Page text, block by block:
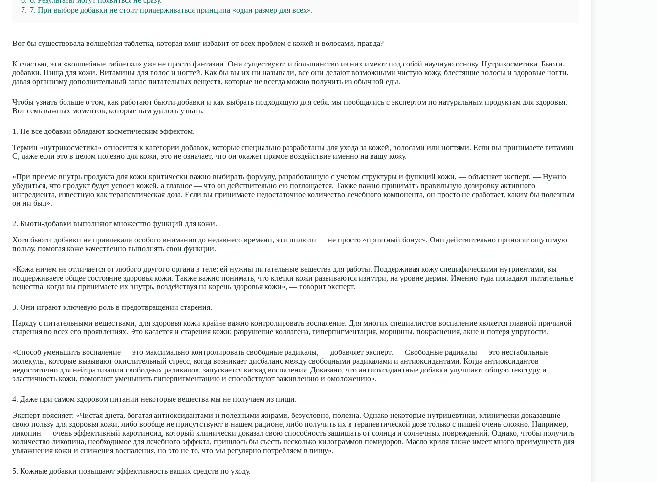
7. 7. При выборе добавки не стоит придерживаться принципа «один размер для всех».
Вот бы существовала волшебная таблетка, которая вмиг избавит от всех проблем с кожей и волосами, правда?
К счастью, эти «волшебные таблетки» уже не просто фантазии. Они существуют, и большинство из них имеют под собой научную основу. Нутрикосметика. Бьюти-
добавки. Пища для кожи. Витамины для волос и ногтей. Как бы вы их ни называли, все они делают возможными чистую кожу, блестящие волосы и здоровые ногти,
давая организму дополнительный запас питательных веществ, которые не всегда можно получить из обычной еды.
Чтобы узнать больше о том, как работают бьюти-добавки и как выбрать подходящую для себя, мы пообщались с экспертом по натуральным продуктам для здоровья.
Вот семь важных моментов, которые нам удалось узнать.
1. Не все добавки обладают косметическим эффектом.
Термин «нутрикосметика» относится к категории добавок, которые специально разработаны для ухода за кожей, волосами или ногтями. Если вы принимаете витамин
С, даже если это в целом полезно для кожи, это не означает, что он окажет прямое воздействие именно на вашу кожу.
«При приеме внутрь продукта для кожи критически важно выбирать формулу, разработанную с учетом структуры и функций кожи, — объясняет эксперт. — Нужно
убедиться, что продукт будет усвоен кожей, а главное — что он действительно ею поглощается. Также важно принимать правильную дозировку активного
ингредиента, известную как терапевтическая доза. Если вы принимаете недостаточное количество лечебного компонента, он просто не сработает, каким бы полезным
он ни был».
2. Бьюти-добавки выполняют множество функций для кожи.
Хотя бьюти-добавки не привлекали особого внимания до недавнего времени, эти пилюли — не просто «приятный бонус». Они действительно приносят ощутимую
пользу, помогая коже качественно выполнять свои функции.
«Кожа ничем не отличается от любого другого органа в теле: ей нужны питательные вещества для работы. Поддерживая кожу специфическими нутриентами, вы
поддерживаете общее состояние здоровья кожи. Также важно понимать, что клетки кожи развиваются изнутри, на уровне дермы. Именно туда попадают питательные
вещества, когда вы принимаете их внутрь, воздействуя на корень здоровья кожи», — говорит эксперт.
3. Они играют ключевую роль в предотвращении старения.
Наряду с питательными веществами, для здоровья кожи крайне важно контролировать воспаление. Для многих специалистов воспаление является главной причиной
старения во всех его проявлениях. Это касается и старения кожи: разрушение коллагена, гиперпигментация, морщины, покраснения, акне и потеря упругости.
«Способ уменьшить воспаление — это максимально контролировать свободные радикалы, — добавляет эксперт. — Свободные радикалы — это нестабильные
молекулы, которые вызывают окислительный стресс, когда возникает дисбаланс между свободными радикалами и антиоксидантами. Когда антиоксидантов
недостаточно для нейтрализации свободных радикалов, запускается каскад воспаления. Доказано, что антиоксидантные добавки улучшают общую текстуру и
эластичность кожи, помогают уменьшить гиперпигментацию и способствуют заживлению и омоложению».
4. Даже при самом здоровом питании некоторые вещества мы не получаем из пищи.
Эксперт поясняет: «Чистая диета, богатая антиоксидантами и полезными жирами, безусловно, полезна. Однако некоторые нутрицевтики, клинически доказавшие
свою пользу для здоровья кожи, либо вообще не присутствуют в нашем рационе, либо получить их в терапевтической дозе только с пищей очень сложно. Например,
ликопин — очень эффективный каротиноид, который клинически доказал свою способность защищать от солнца и солнечных повреждений. Однако, чтобы получить
количество ликопина, необходимое для лечебного эффекта, пришлось бы съесть несколько килограммов помидоров. Масло криля также имеет много преимуществ для
увлажнения кожи и снижения воспаления, но это не то, что мы регулярно потребляем в пищу».
5. Кожные добавки повышают эффективность ваших средств по уходу.